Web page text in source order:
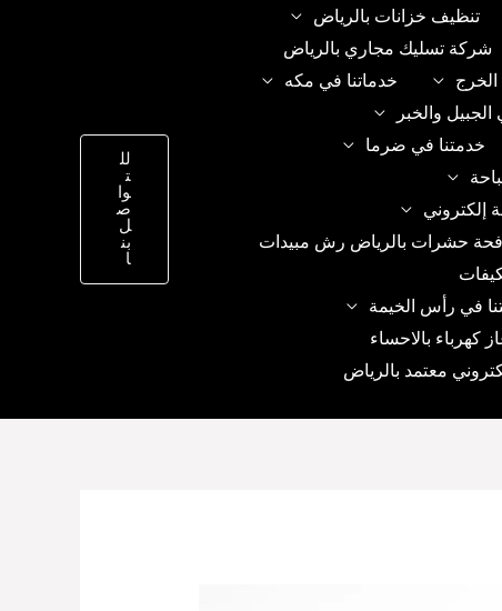
تنظيف خزانات بالرياض
شركة تسليك مجاري بالرياض
الخرج
خدماتنا في مكه
والخبر
خدمتنا في ضرما
إلكتروني
حشرات بالرياض رش مبيدات
في رأس الخيمة
كهرباء بالاحساء
معتمد بالرياض
لل
ت
وا
ص
ل
بن
ا